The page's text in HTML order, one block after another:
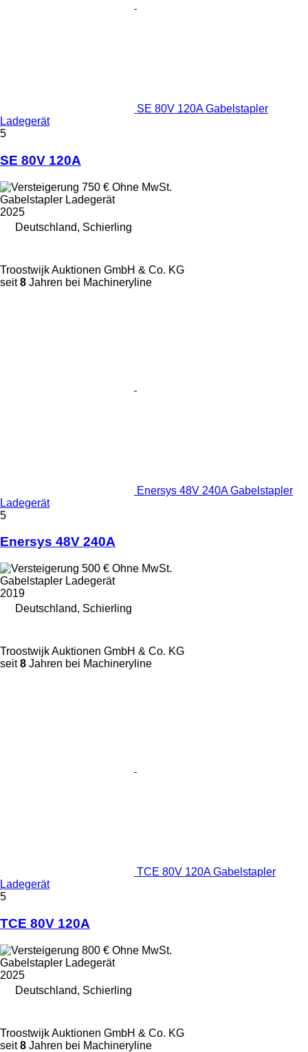
SE 80V 120A Gabelstapler
Ladegerät
5
SE 80V 120A
750 € Ohne MwSt.
Gabelstapler Ladegerät
2025
Deutschland, Schierling
Troostwijk Auktionen GmbH & Co. KG
seit8 Jahren bei Machineryline
Enersys 48V 240A Gabelstapler
Ladegerät
5
Enersys 48V 240A
500 € Ohne MwSt.
Gabelstapler Ladegerät
2019
Deutschland, Schierling
Troostwijk Auktionen GmbH & Co. KG
seit8 Jahren bei Machineryline
TCE 80V 120A Gabelstapler
Ladegerät
5
TCE 80V 120A
800 € Ohne MwSt.
Gabelstapler Ladegerät
2025
Deutschland, Schierling
Troostwijk Auktionen GmbH & Co. KG
seit8 Jahren bei Machineryline